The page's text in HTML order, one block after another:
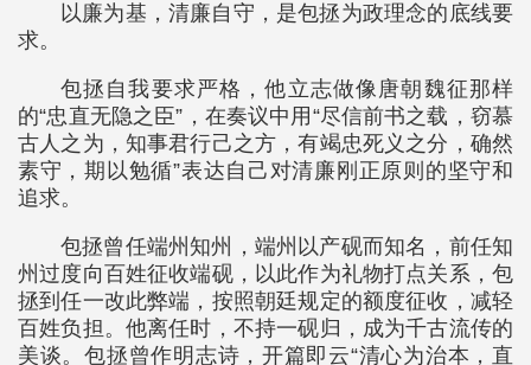
以廉为基，清廉自守，是包拯为政理念的底线要
求。
包拯自我要求严格，他立志做像唐朝魏征那样
的“忠直无隐之臣”，在奏议中用“尽信前书之载，窃慕
古人之为，知事君行己之方，有竭忠死义之分，确然
素守，期以勉循”表达自己对清廉刚正原则的坚守和
追求。
包拯曾任端州知州，端州以产砚而知名，前任知
州过度向百姓征收端砚，以此作为礼物打点关系，包
拯到任一改此弊端，按照朝廷规定的额度征收，减轻
百姓负担。他离任时，不持一砚归，成为千古流传的
美谈。包拯曾作明志诗，开篇即云“清心为治本，直